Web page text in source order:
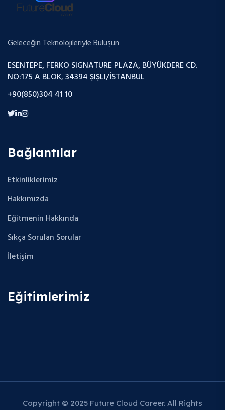
Geleceğin Teknolojileriyle Buluşun
ESENTEPE, FERKO SIGNATURE PLAZA, BÜYÜKDERE CD.
NO:175 A BLOK, 34394 ŞIŞLI/İSTANBUL
+90(850)304 41 10
Bağlantılar
Etkinliklerimiz
Hakkımızda
Eğitmenin Hakkında
Sıkça Sorulan Sorular
İletişim
Eğitimlerimiz
Copyright © 2025 Future Cloud Career. All Rights